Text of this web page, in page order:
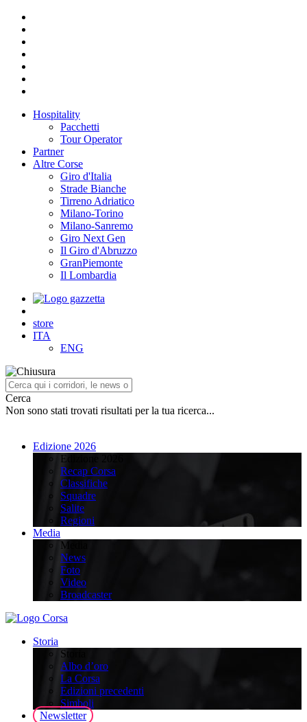
Hospitality
Pacchetti
Tour Operator
Partner
Altre Corse
Giro d'Italia
Strade Bianche
Tirreno Adriatico
Milano-Torino
Milano-Sanremo
Giro Next Gen
Il Giro d'Abruzzo
GranPiemonte
Il Lombardia
store
ITA
ENG
Cerca
Non sono stati trovati risultati per la tua ricerca...
Edizione 2026
Edizione 2026
Recap Corsa
Classifiche
Squadre
Salite
Regioni
Media
Media
News
Foto
Video
Broadcaster
Storia
Storia
Albo d’oro
La Corsa
Edizioni precedenti
Simboli
Newsletter